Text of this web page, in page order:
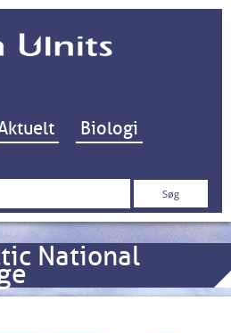
Hop til indhold
Biologi
National